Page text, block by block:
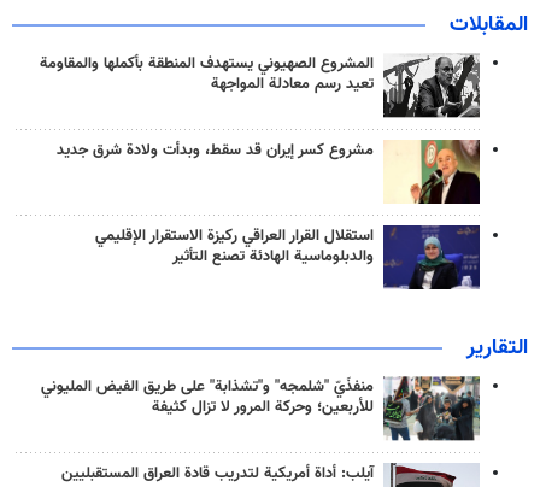
المقابلات
المشروع الصهيوني يستهدف المنطقة بأكملها والمقاومة
تعيد رسم معادلة المواجهة
مشروع كسر إيران قد سقط، وبدأت ولادة شرق جديد
استقلال القرار العراقي ركيزة الاستقرار الإقليمي
والدبلوماسية الهادئة تصنع التأثير
التقارير
منفذَيّ "شلمجه" و"تشذابة" على طريق الفيض المليوني
للأربعين؛ وحركة المرور لا تزال كثيفة
آيلب: أداة أمريكية لتدريب قادة العراق المستقبليين